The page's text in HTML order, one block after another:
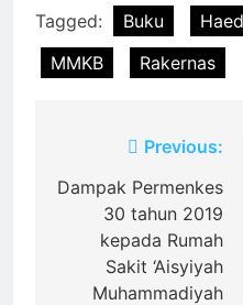
Tagged: Buku
MMKB
Rakernas
navigation
Previous:
Dampak Permenkes
30 tahun 2019
kepada Rumah
Sakit ‘Aisyiyah
Muhammadiyah